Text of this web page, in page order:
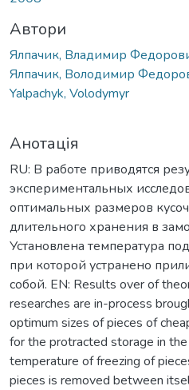
Автори
Ялпачик, Владимир
Ялпачик, Володимир
Yalpachyk, Volodymyr
Анотація
RU: В работе приводятся
экспериментальных
оптимальных размеров
длительного хранения в
Установлена температура
при которой устранено
собой. EN: Results over of
researches are in-process
optimum sizes of pieces of
for the protracted storage in the
temperature of freezing of
pieces is removed between